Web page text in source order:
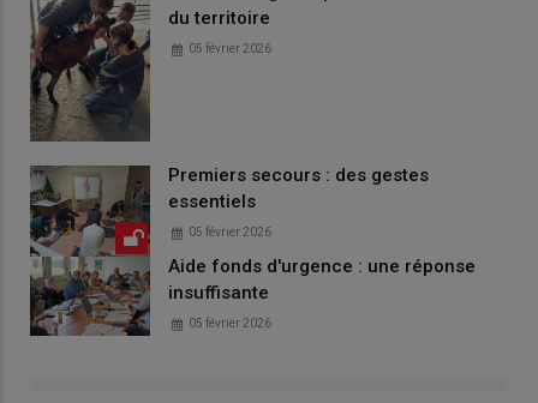
du territoire
05 février 2026
Premiers secours : des gestes
essentiels
05 février 2026
Aide fonds d'urgence : une réponse
insuffisante
05 février 2026